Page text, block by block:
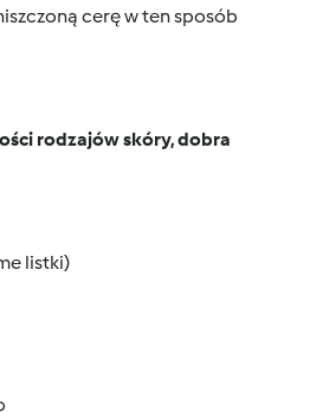
cerę w ten sposób
rodzajów skóry, dobra
listki)